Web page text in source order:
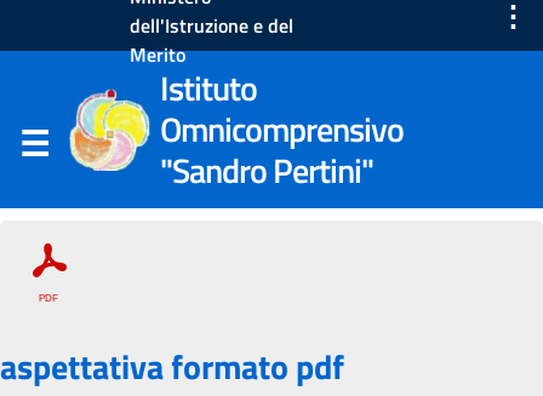
dell'Istruzione e del
Merito
⋮
Istituto
Omnicomprensivo
"Sandro Pertini"
aspettativa formato pdf